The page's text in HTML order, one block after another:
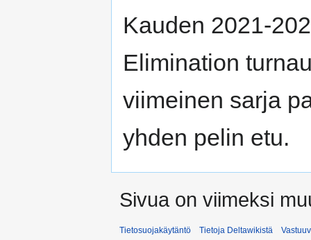
Kauden 2021-
Elimination
viimeinen sarja
yhden pelin etu.
Sivua on viimeksi
Tietosuojakäytäntö Tietoja Deltawikistä